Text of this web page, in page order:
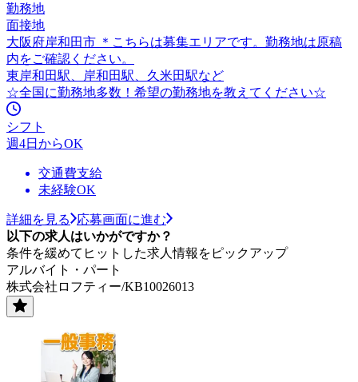
勤務地
面接地
大阪府岸和田市 ＊こちらは募集エリアです。勤務地は原稿
内をご確認ください。
東岸和田駅、岸和田駅、久米田駅など
☆全国に勤務地多数！希望の勤務地を教えてください☆
シフト
週4日からOK
交通費支給
未経験OK
詳細を見る
応募画面に進む
以下の求人はいかがですか？
条件を緩めてヒットした求人情報をピックアップ
アルバイト・パート
株式会社ロフティー/KB10026013